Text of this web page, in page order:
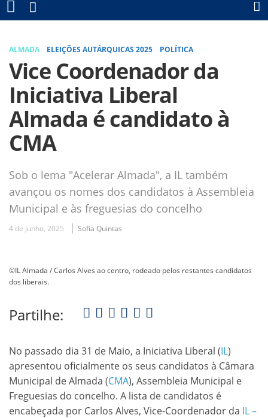
ALMADA ELEIÇÕES AUTÁRQUICAS 2025 POLÍTICA
Vice Coordenador da
Iniciativa Liberal
Almada é candidato à
CMA
Sob o lema "Acelerar Almada", a IL também
avançou os nomes dos candidatos à Assembleia
Municipal e às freguesias do concelho
4 de Junho, 2025 Sofia Quintas
©IL Almada / Carlos Alves ao centro, rodeado pelos restantes candidatos
dos liberais.
Partilhe:
No passado dia 31 de Maio, a Iniciativa Liberal (IL)
apresentou oficialmente os seus candidatos à Câmara
Municipal de Almada (CMA), Assembleia Municipal e
Freguesias do concelho. A lista de candidatos é
encabeçada por Carlos Alves, Vice-Coordenador da IL –